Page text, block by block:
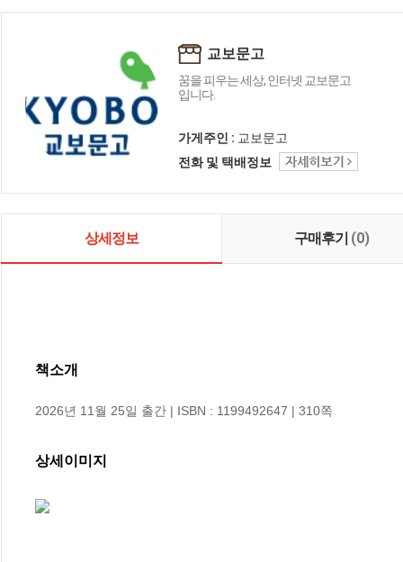
교보문고
꿈을 피우는 세상, 인터넷 교보문고
입니다.
가게주인 : 교보문고
전화 및 택배정보
상세정보 구매후기 (0)
책소개
2026년 11월 25일 출간 | ISBN : 1199492647 | 310쪽
상세이미지